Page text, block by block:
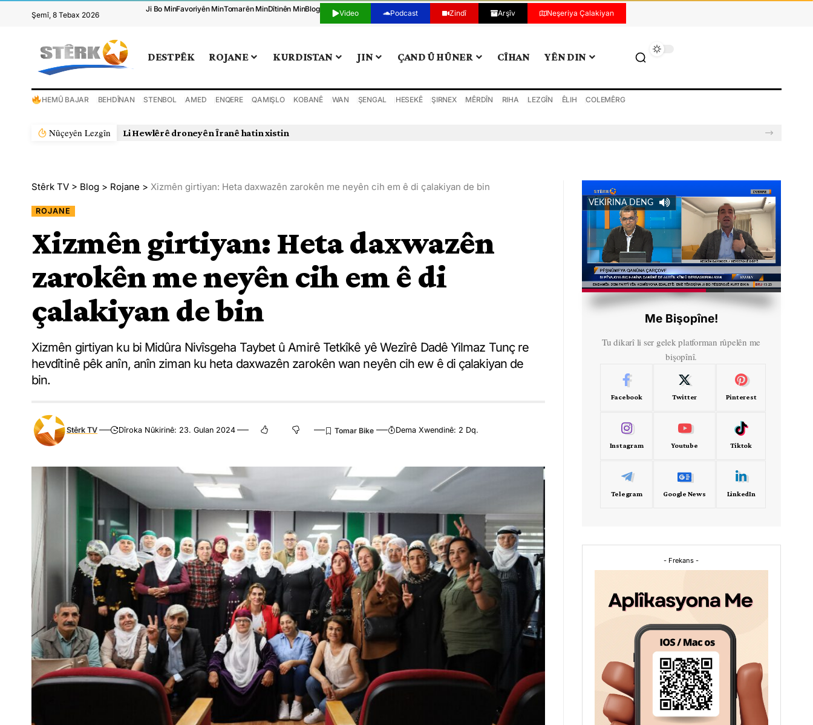
Şemî, 8 Tebax 2026
Ji Bo MinFavoriyên MinTomarên MinDîtinên MinBlog Video Podcast Zindî Arşîv Neşeriya Çalakiyan
DESTPÊK ROJANE KURDISTAN JIN ÇAND Û HÛNER CÎHAN YÊN DIN
HEMÛ BAJAR BEHDÎNAN STENBOL AMED ENQERE QAMIŞLO KOBANÊ WAN ŞENGAL HESEKÊ ŞIRNEX MÊRDÎN RIHA LEZGÎN ÊLIH COLEMÊRG
Nûçeyên Lezgîn Li Hewlêrê droneyên Îranê hatin xistin
Stêrk TV > Blog > Rojane > Xizmên girtiyan: Heta daxwazên zarokên me neyên cih em ê di çalakiyan de bin
ROJANE
Xizmên girtiyan: Heta daxwazên
zarokên me neyên cih em ê di
çalakiyan de bin
Xizmên girtiyan ku bi Midûra Nivîsgeha Taybet û Amirê Tetkîkê yê Wezîrê Dadê Yilmaz Tunç re
hevdîtinê pêk anîn, anîn ziman ku heta daxwazên zarokên wan neyên cih ew ê di çalakiyan de
bin.
Stêrk TV Dîroka Nûkirinê: 23. Gulan 2024 Dema Xwendinê: 2 Dq.
VEKIRINA DENG
Me Bişopîne!
Tu dikarî li ser gelek platforman rûpelên me
bişopînî.
Facebook Twitter Pinterest
Instagram Youtube Tiktok
Telegram Google News LinkedIn
- Frekans -